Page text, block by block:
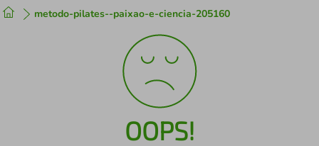
metodo-pilates--paixao-e-ciencia-205160
OOPS!